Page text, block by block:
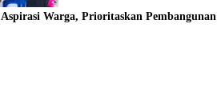
Warga, Prioritaskan Pembangunan